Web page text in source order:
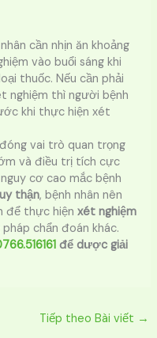
cần nhịn ăn khoảng
vào buổi sáng khi
thuốc. Nếu cần phải
nghiệm thì người bệnh
khi thực hiện xét
đóng vai trò quan trọng
và điều trị tích cực
cơ cao mắc bệnh
thận, bệnh nhân nên
để thực hiệnxét nghiệm
chẩn đoán khác.
để dược giải
Tiếp theo Bài viết →